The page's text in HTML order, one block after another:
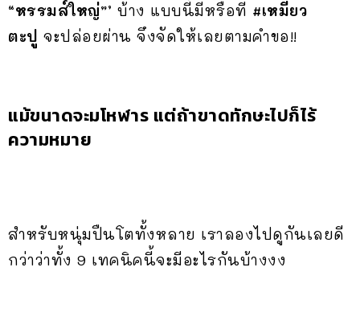
“หรรมส์ใหญ่”’ บ้าง แบบนี้มีหรือที่ #เหมียว
ตะปู จะปล่อยผ่าน จึงจัดให้เลยตามคำขอ!!
แม้ขนาดจะมโหฬาร แต่ถ้าขาดทักษะไปก็ไร้
ความหมาย
สำหรับหนุ่มปืนโตทั้งหลาย เราลองไปดูกันเลยดี
กว่าว่าทั้ง 9 เทคนิคนี้จะมีอะไรกันบ้างงง